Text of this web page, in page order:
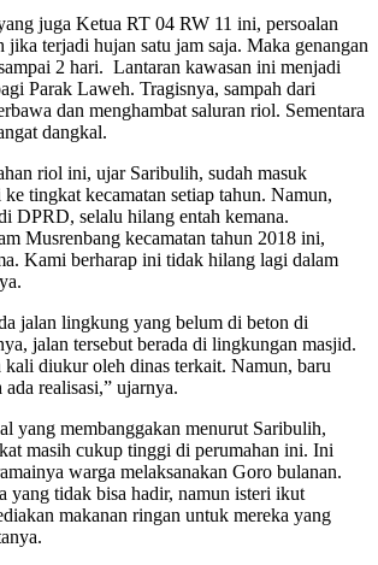
juga Ketua RT 04 RW 11 ini, persoalan
jika terjadi hujan satu jam saja. Maka genangan
2 hari. Lantaran kawasan ini menjadi
Parak Laweh. Tragisnya, sampah dari
dan menghambat saluran riol. Sementara
dangkal.
riol ini, ujar Saribulih, sudah masuk
tingkat kecamatan setiap tahun. Namun,
DPRD, selalu hilang entah kemana.
Musrenbang kecamatan tahun 2018 ini,
Kami berharap ini tidak hilang lagi dalam
jalan lingkung yang belum di beton di
jalan tersebut berada di lingkungan masjid.
kali diukur oleh dinas terkait. Namun, baru
realisasi,” ujarnya.
yang membanggakan menurut Saribulih,
masih cukup tinggi di perumahan ini. Ini
warga melaksanakan Goro bulanan.
yang tidak bisa hadir, namun isteri ikut
makanan ringan untuk mereka yang